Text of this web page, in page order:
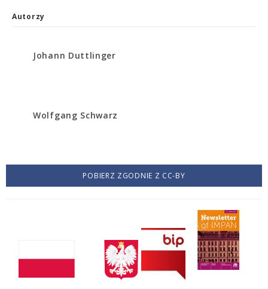
Autorzy
Johann Duttlinger
Wolfgang Schwarz
POBIERZ ZGODNIE Z CC-BY